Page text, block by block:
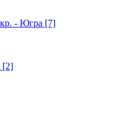
- Югра [7]
[2]